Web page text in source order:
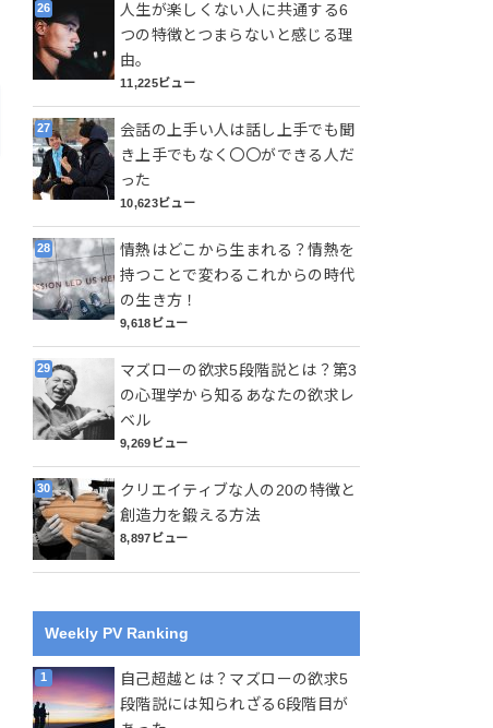
人生が楽しくない人に共通する6
つの特徴とつまらないと感じる理
由。
11,225ビュー
会話の上手い人は話し上手でも聞
き上手でもなく〇〇ができる人だ
った
10,623ビュー
情熱はどこから生まれる？情熱を
持つことで変わるこれからの時代
の生き方！
9,618ビュー
マズローの欲求5段階説とは？第3
の心理学から知るあなたの欲求レ
ベル
9,269ビュー
クリエイティブな人の20の特徴と
創造力を鍛える方法
8,897ビュー
Weekly PV Ranking
自己超越とは？マズローの欲求5
段階説には知られざる6段階目が